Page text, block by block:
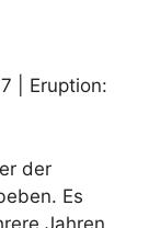
| Eruption:
der
Es
Jahren